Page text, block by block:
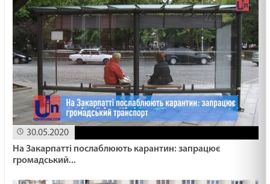
19.02.2025
ПЕРЕЛОМ ЖИТТЯ /1500/ Майтеся файно
19.02.2025
Знатися з Ісусом
19.02.2025
19.02.2025
30.05.2020
На Закарпатті послаблюють карантин: запрацює
громадський...